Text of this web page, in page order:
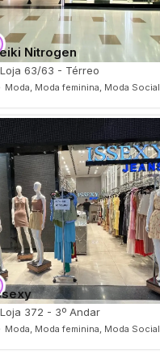
Nitrogen
Loja 63/63 - Térreo
Moda, Moda feminina, Moda Social
Loja 372 - 3º Andar
Moda, Moda feminina, Moda Social